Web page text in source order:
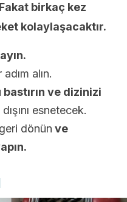
Fakat birkaç kez
kolaylaşacaktır.
alın.
ve dizinizi
esnetecek.
dönün ve